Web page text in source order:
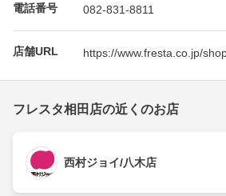
電話番号 082-831-8811
店舗URL https://www.fresta.co.jp/
フレスタ相田店の近くのお店
西村ジョイ/八木店